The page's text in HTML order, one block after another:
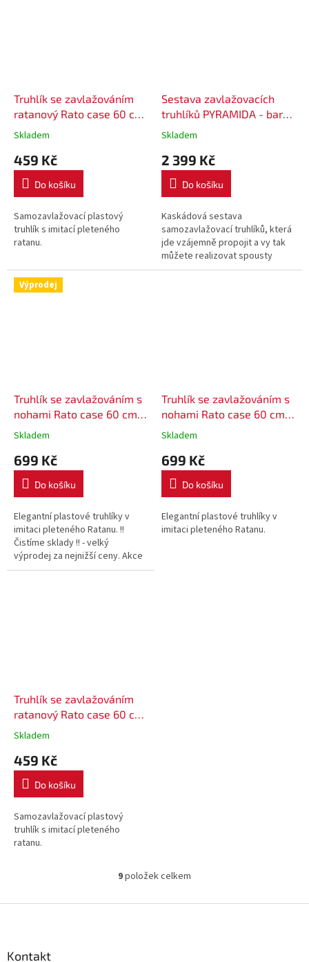
Truhlík se zavlažováním
ratanový Rato case 60 cm
DRTC600 - barva hnědá
Skladem
459 Kč
Do košíku
Samozavlažovací plastový
truhlík s imitací pleteného
ratanu.
Sestava zavlažovacích
truhlíků PYRAMIDA - barva
tortora
Skladem
2 399 Kč
Do košíku
Kaskádová sestava
samozavlažovací truhlíků, která
jde vzájemně propojit a vy tak
můžete realizovat spousty
druhů kompozic.
Výprodej
Truhlík se zavlažováním s
nohami Rato case 60 cm
DRTC600H - barva
Skladem
699 Kč
Do košíku
Elegantní plastové truhlíky v
imitaci pleteného Ratanu. !!
Čistíme sklady !! - velký
výprodej za nejnižší ceny. Akce
platí pouze do vyprodání zásob.
Truhlík se zavlažováním s
nohami Rato case 60 cm
DRTC600H - barva hnědá
Skladem
699 Kč
Do košíku
Elegantní plastové truhlíky v
imitaci pleteného Ratanu.
Truhlík se zavlažováním
ratanový Rato case 60 cm
DRTC600 - barva mocca
Skladem
459 Kč
Do košíku
Samozavlažovací plastový
truhlík s imitací pleteného
ratanu.
O
l
9položek celkem
Kontakt